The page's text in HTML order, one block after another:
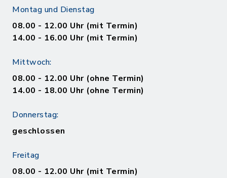
Montag und Dienstag
08.00 - 12.00 Uhr (mit Termin)
14.00 - 16.00 Uhr (mit Termin)
Mittwoch:
08.00 - 12.00 Uhr (ohne Termin)
14.00 - 18.00 Uhr (ohne Termin)
Donnerstag:
geschlossen
Freitag
08.00 - 12.00 Uhr (mit Termin)